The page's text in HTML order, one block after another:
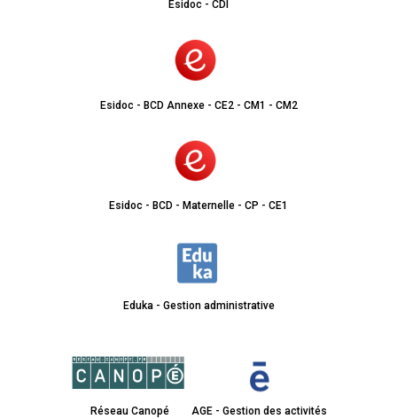
Esidoc - CDI
Esidoc - BCD Annexe - CE2 - CM1 - CM2
Esidoc - BCD - Maternelle - CP - CE1
Eduka - Gestion administrative
Réseau Canopé AGE - Gestion des activités